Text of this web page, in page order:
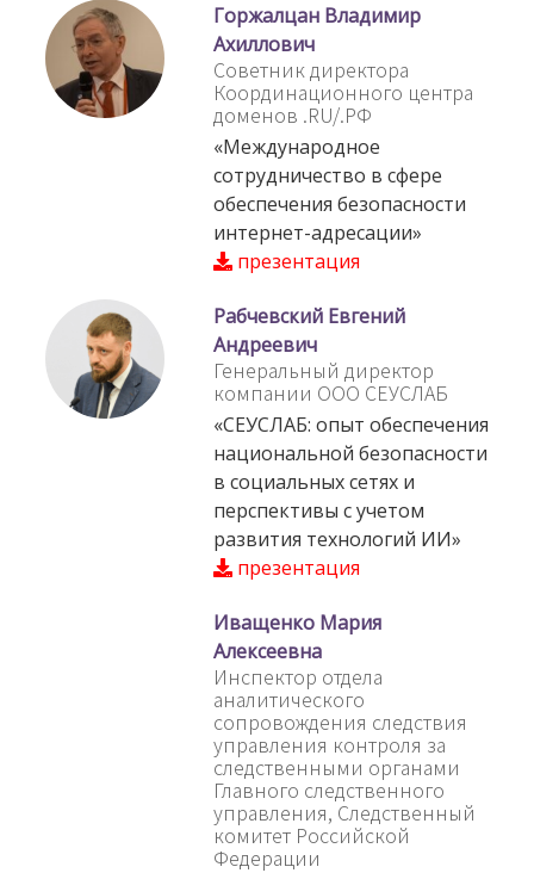
Горжалцан Владимир
Ахиллович
Советник директора
Координационного центра
доменов .RU/.РФ
«Международное
сотрудничество в сфере
обеспечения безопасности
интернет-адресации»
презентация
Рабчевский Евгений
Андреевич
Генеральный директор
компании ООО СЕУСЛАБ
«СЕУСЛАБ: опыт обеспечения
национальной безопасности
в социальных сетях и
перспективы с учетом
развития технологий ИИ»
презентация
Иващенко Мария
Алексеевна
Инспектор отдела
аналитического
сопровождения следствия
управления контроля за
следственными органами
Главного следственного
управления, Следственный
комитет Российской
Федерации